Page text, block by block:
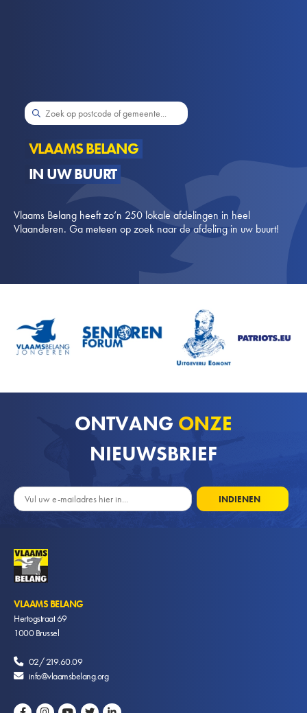
VLAAMS BELANG
IN UW BUURT
Vlaams Belang heeft zo’n 250 lokale afdelingen in heel
Vlaanderen. Ga meteen op zoek naar de afdeling in uw buurt!
ONTVANG ONZE
NIEUWSBRIEF
VLAAMS BELANG
Hertogstraat 69
1000 Brussel
02/ 219.60.09
info@vlaamsbelang.org